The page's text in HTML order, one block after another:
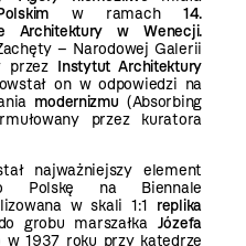
w ramach 14.
Architektury w Wenecji.
– Narodowej Galerii
przez Instytut Architektury
on w odpowiedzi na
modernizmu (Absorbing
przez kuratora
najważniejszy element
Polskę na Biennale
w skali 1:1 replika
grobu marszałka Józefa
w 1937 roku przy katedrze